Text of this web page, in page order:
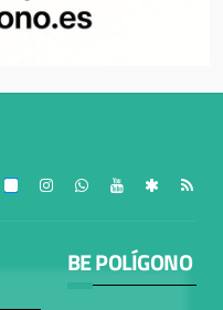
BE POLÍGONO